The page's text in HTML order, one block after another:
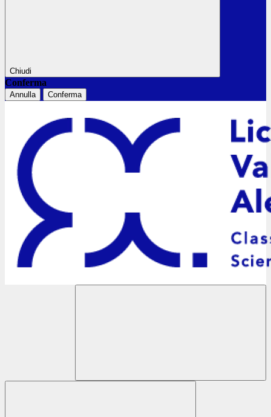
Chiudi
Conferma
Annulla Conferma